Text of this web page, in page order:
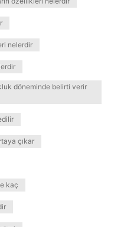
nelerdir
döneminde belirti verir
çıkar
kaç